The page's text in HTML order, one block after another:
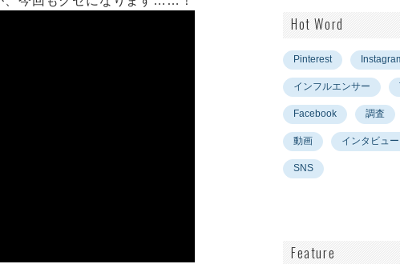
Hot Word
Pinterest
インフルエンサー
Facebook 調査
動画 インタビュー
SNS
Feature